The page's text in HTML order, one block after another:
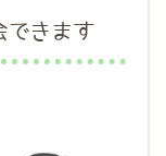
できます